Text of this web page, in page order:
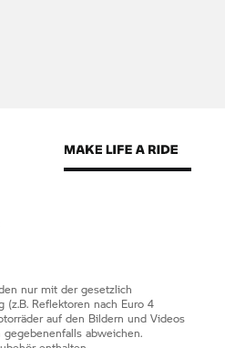
nur mit der gesetzlich
(z.B. Reflektoren nach Euro 4
auf den Bildern und Videos
abweichen.